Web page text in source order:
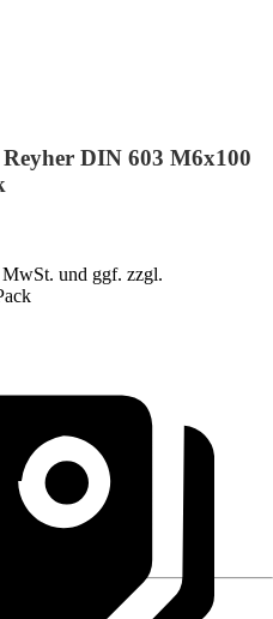
DIN 603 M6x100
und ggf. zzgl.